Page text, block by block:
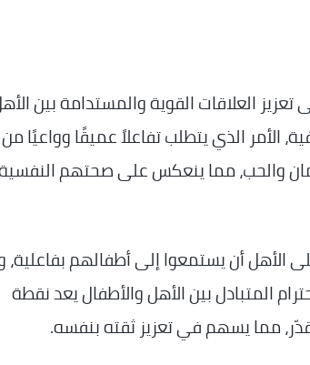
العلاقات القوية والمستدامة بين
الأمر الذي يتطلب تفاعلاً عميقًا وواعيًا من
والحب، مما ينعكس على صحتهم
الأهل أن يستمعوا إلى أطفالهم بفاعلية،
المتبادل بين الأهل والأطفال يعد نقطة
مما يسهم في تعزيز ثقته بنفسه.